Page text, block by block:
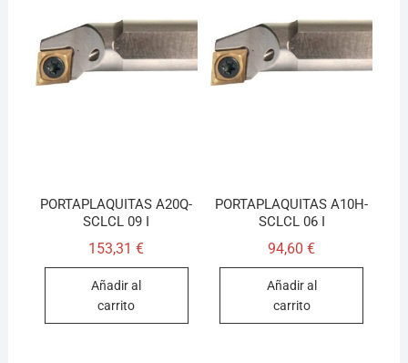
PORTAPLAQUITAS A20Q-
SCLCL 09 I
153,31€
Añadir al
carrito
PORTAPLAQUITAS A10H-
SCLCL 06 I
94,60€
Añadir al
carrito